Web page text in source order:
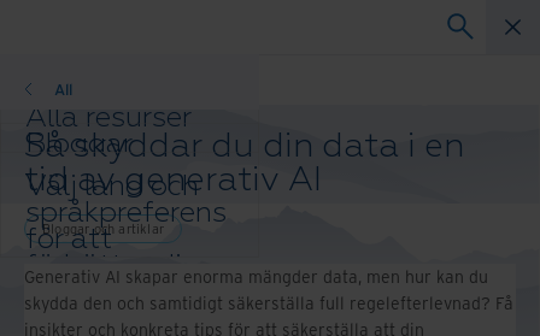
Alla resurser
Bloggar
Kundreferenser
Lösningsguider
Webbinarier
Whitepaper
All
Välj land och
språkpreferens
för att
förbättra din
webbläsarupplevelse.
Ändra region
Bloggar
Så skyddar du din data i en
tid av generativ AI
Bloggar och artiklar
Generativ AI skapar enorma mängder data, men hur kan du
skydda den och samtidigt säkerställa full regelefterlevnad? Få
insikter och konkreta tips för att säkerställa att din